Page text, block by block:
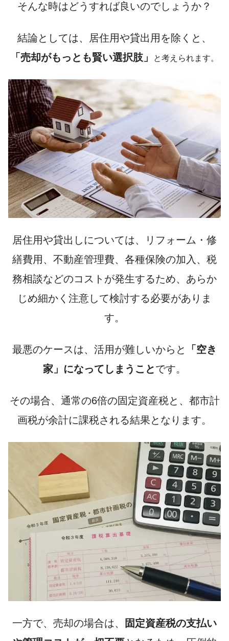
そんな時はどうすれば良いのでしょうか？
結論としては、居住用や貸出用を除くと、
「売却がもっとも賢い選択肢」
と考えられます。
居住用や貸出しについては、リフォーム・修
繕費用、不動産管理費、各種保険の加入、税
務相談などのコストが発生するため、 あらか
じめ細かく注意して検討する必要がありま
す。
最悪のケースは、活用が難しいからと
「空き
家」になってしまうことです。
その場合、 通常の6倍の固定資産税と、都市計
画税が余計に課税される結果となります。
一方で、売却の場合は、
固定資産税の支払い